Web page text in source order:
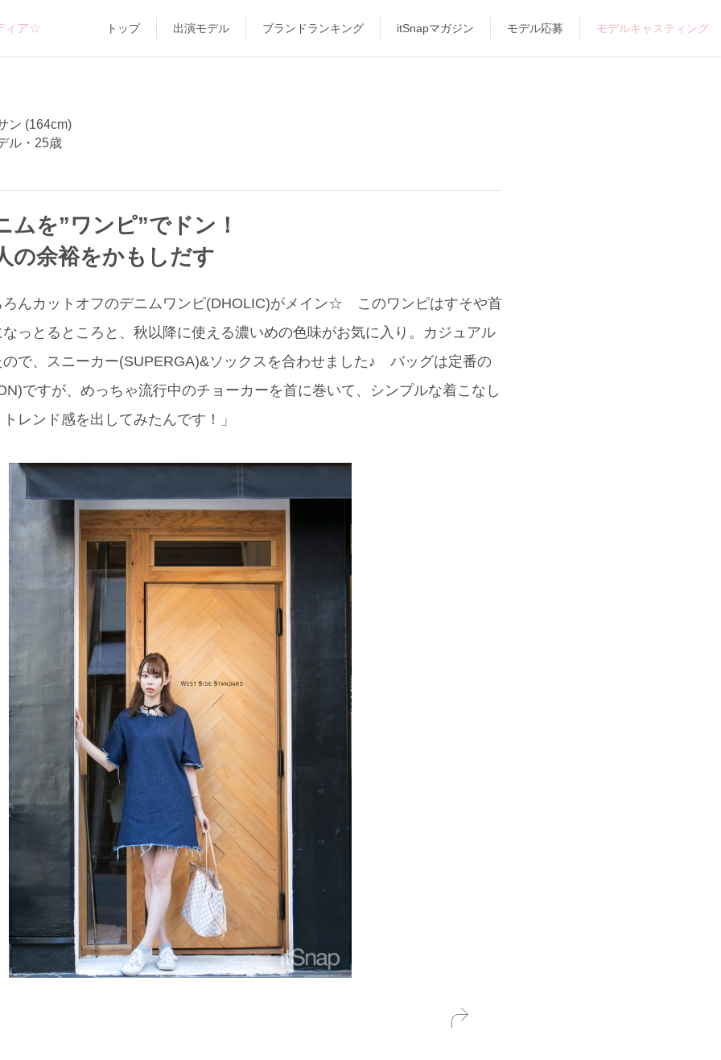
ィア☆ トップ 出演モデル ブランドランキング itSnapマガジン モデル応募 モデルキャスティング
ン (164cm)
ル・25歳
ムを”ワンピ”でドン！
の余裕をかもしだす
ろんカットオフのデニムワンピ(DHOLIC)がメイン☆ このワンピはすそや首
っとるところと、秋以降に使える濃いめの色味がお気に入り。カジュアル
で、スニーカー(SUPERGA)&ソックスを合わせました♪ バッグは定番の
ですが、めっちゃ流行中のチョーカーを首に巻いて、シンプルな着こなし
レンド感を出してみたんです！」